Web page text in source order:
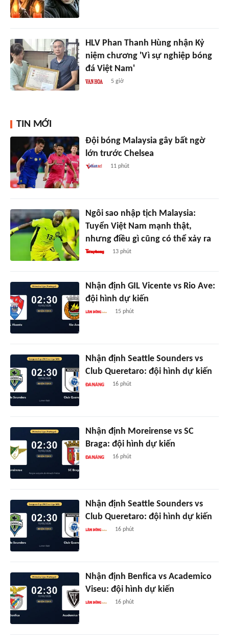
HLV Phan Thanh Hùng nhận Kỷ
niệm chương 'Vì sự nghiệp bóng
đá Việt Nam'
5 giờ
TIN MỚI
Đội bóng Malaysia gây bất ngờ
lớn trước Chelsea
11 phút
Ngôi sao nhập tịch Malaysia:
Tuyển Việt Nam mạnh thật,
nhưng điều gì cũng có thể xảy ra
13 phút
Nhận định GIL Vicente vs Rio Ave:
đội hình dự kiến
15 phút
Nhận định Seattle Sounders vs
Club Queretaro: đội hình dự kiến
16 phút
Nhận định Moreirense vs SC
Braga: đội hình dự kiến
16 phút
Nhận định Seattle Sounders vs
Club Queretaro: đội hình dự kiến
16 phút
Nhận định Benfica vs Academico
Viseu: đội hình dự kiến
16 phút